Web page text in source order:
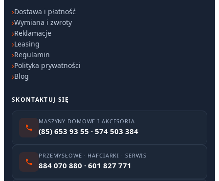
Dostawa i płatność
Wymiana i zwroty
Reklamacje
Leasing
Regulamin
Polityka prywatności
Blog
SKONTAKTUJ SIĘ
MASZYNY DOMOWE I AKCESORIA
(85) 653 93 55 · 574 503 384
PRZEMYSŁOWE · HAFCIARKI · SERWIS
884 070 880 · 601 827 771